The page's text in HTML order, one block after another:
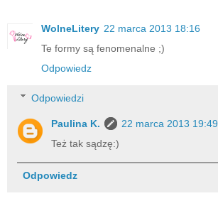
WolneLitery 22 marca 2013 18:16
Te formy są fenomenalne ;)
Odpowiedz
Odpowiedzi
Paulina K.
22 marca 2013 19:49
Też tak sądzę:)
Odpowiedz